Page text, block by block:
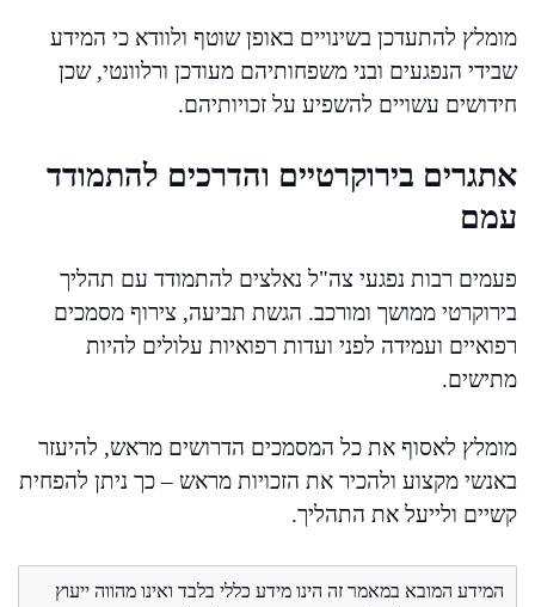
מומלץ להתעדכן בשינויים באופן שוטף ולוודא כי המידע
שבידי הנפגעים ובני משפחותיהם מעודכן ורלוונטי, שכן
חידושים עשויים להשפיע על זכויותיהם.
אתגרים בירוקרטיים והדרכים להתמודד
עמם
פעמים רבות נפגעי צה"ל נאלצים להתמודד עם תהליך
בירוקרטי ממושך ומורכב. הגשת תביעה, צירוף מסמכים
רפואיים ועמידה לפני ועדות רפואיות עלולים להיות
מתישים.
מומלץ לאסוף את כל המסמכים הדרושים מראש, להיעזר
באנשי מקצוע ולהכיר את הזכויות מראש – כך ניתן להפחית
קשיים ולייעל את התהליך.
המידע המובא במאמר זה הינו מידע כללי בלבד ואינו מהווה ייעוץ